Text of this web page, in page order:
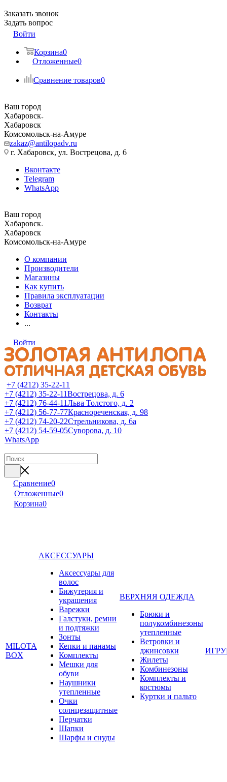
Заказать звонок
Задать вопрос
Войти
Корзина0
Отложенные0
Сравнение товаров0
Ваш город
Хабаровск
Хабаровск
Комсомольск-на-Амуре
zakaz@antilopadv.ru
г. Хабаровск, ул. Вострецова, д. 6
Вконтакте
Telegram
WhatsApp
Ваш город
Хабаровск
Хабаровск
Комсомольск-на-Амуре
О компании
Производители
Магазины
Как купить
Правила эксплуатации
Возврат
Контакты
...
Войти
+7 (4212) 35-22-11
+7 (4212) 35-22-11Вострецова, д. 6
+7 (4212) 76-44-11Льва Толстого, д. 2
+7 (4212) 56-77-77Краснореченская, д. 98
+7 (4212) 74-20-22Стрельникова, д. 6а
+7 (4212) 54-59-05Суворова, д. 10
WhatsApp
Сравнение0
Отложенные0
Корзина0
MILOTA
BOX
АКСЕССУАРЫ
Аксессуары для
волос
Бижутерия и
украшения
Варежки
Галстуки, ремни
и подтяжки
Зонты
Кепки и панамы
Комплекты
Мешки для
обуви
Наушники
утепленные
Очки
солнцезащитные
Перчатки
Шапки
Шарфы и снуды
ВЕРХНЯЯ ОДЕЖДА
Брюки и
полукомбинезоны
утепленные
Ветровки и
джинсовки
Жилеты
Комбинезоны
Комплекты и
костюмы
Куртки и пальто